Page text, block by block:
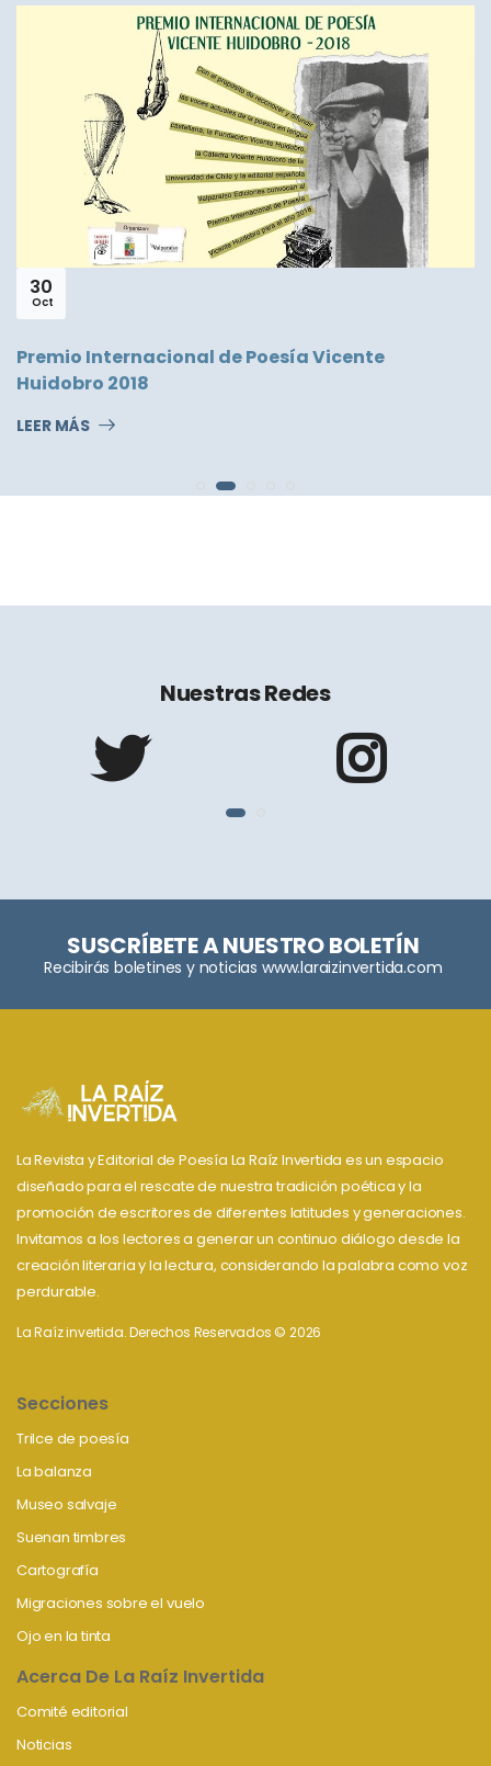
30
Oct
Premio Internacional de Poesía Vicente
Huidobro 2018
LEER MÁS
Nuestras Redes
SUSCRÍBETE A NUESTRO BOLETÍN
Recibirás boletines y noticias www.laraizinvertida.com
La Revista y Editorial de Poesía La Raíz Invertida es un espacio
diseñado para el rescate de nuestra tradición poética y la
promoción de escritores de diferentes latitudes y generaciones.
Invitamos a los lectores a generar un continuo diálogo desde la
creación literaria y la lectura, considerando la palabra como voz
perdurable.
La Raíz invertida. Derechos Reservados © 2026
Secciones
Trilce de poesía
La balanza
Museo salvaje
Suenan timbres
Cartografía
Migraciones sobre el vuelo
Ojo en la tinta
Acerca De La Raíz Invertida
Comité editorial
Noticias